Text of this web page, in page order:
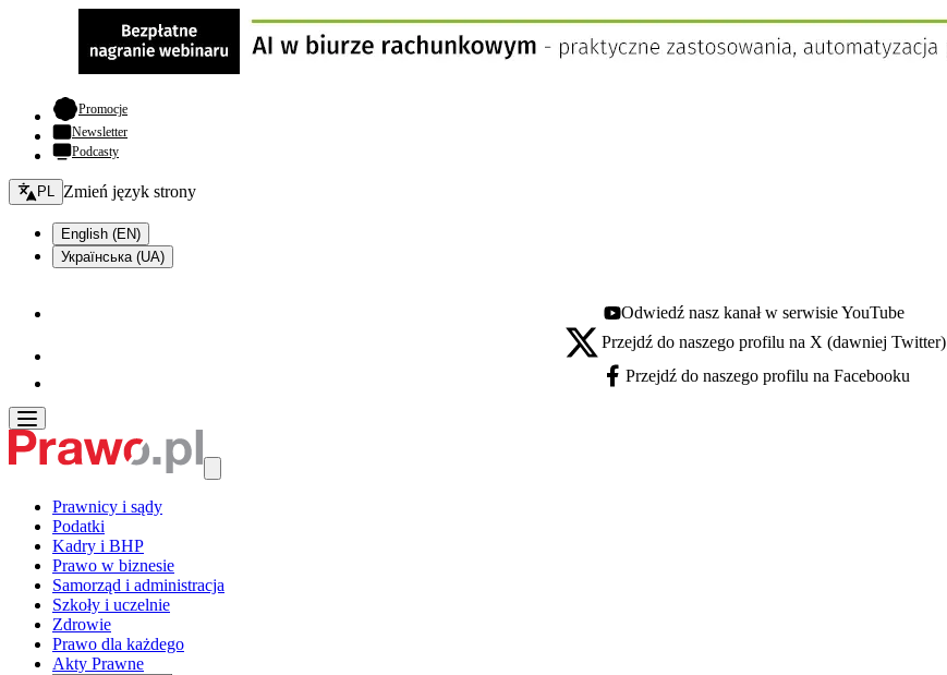
Promocje- otwiera się w nowej karcie
Newsletter
Podcasty
Zmień język - bieżący:
PL Zmień język strony
English (EN)
Українська (UA)
Youtube - otwiera się w nowej karcie
Odwiedź nasz kanał w serwisie YouTube
X - otwiera się w nowej karcie
Przejdź do naszego profilu na X (dawniej Twitter)
Facebook - otwiera się w nowej karcie
Przejdź do naszego profilu na Facebooku
Prawnicy i sądy
Podatki
Kadry i BHP
Prawo w biznesie
Samorząd i administracja
Szkoły i uczelnie
Zdrowie
Prawo dla każdego
Akty Prawne